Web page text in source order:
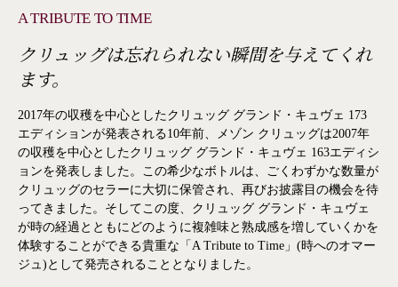
A TRIBUTE TO TIME
クリュッグは忘れられない瞬間を与えてくれ
ます。
2017年の収穫を中心としたクリュッグ グランド・キュヴェ 173
エディションが発表される10年前、メゾン クリュッグは2007年
の収穫を中心としたクリュッグ グランド・キュヴェ 163エディシ
ョンを発表しました。この希少なボトルは、ごくわずかな数量が
クリュッグのセラーに大切に保管され、再びお披露目の機会を待
ってきました。そしてこの度、クリュッグ グランド・キュヴェ
が時の経過とともにどのように複雑味と熟成感を増していくかを
体験することができる貴重な「A Tribute to Time」(時へのオマー
ジュ)として発売されることとなりました。